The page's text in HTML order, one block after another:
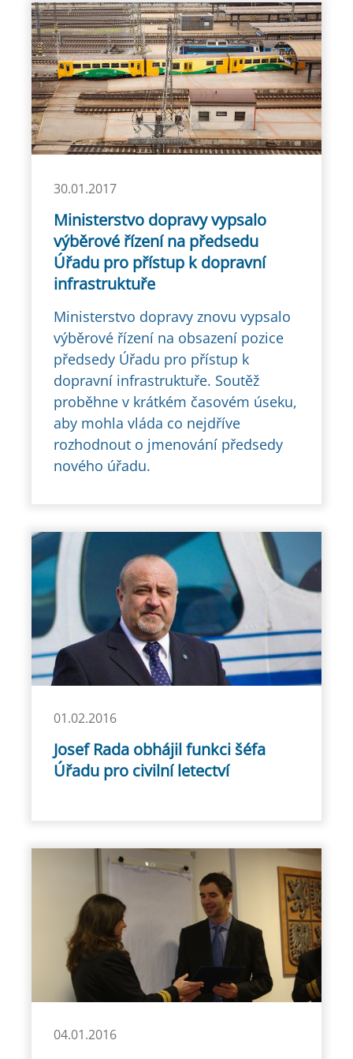
30.01.2017
Ministerstvo dopravy vypsalo
výběrové řízení na předsedu
Úřadu pro přístup k dopravní
infrastruktuře
Ministerstvo dopravy znovu vypsalo
výběrové řízení na obsazení pozice
předsedy Úřadu pro přístup k
dopravní infrastruktuře. Soutěž
proběhne v krátkém časovém úseku,
aby mohla vláda co nejdříve
rozhodnout o jmenování předsedy
nového úřadu.
01.02.2016
Josef Rada obhájil funkci šéfa
Úřadu pro civilní letectví
04.01.2016